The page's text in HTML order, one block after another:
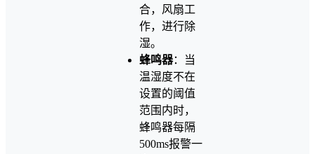
合，风扇工
作，进行除
湿。
蜂鸣器：当
温湿度不在
设置的阈值
范围内时，
蜂鸣器每隔
500ms报警一